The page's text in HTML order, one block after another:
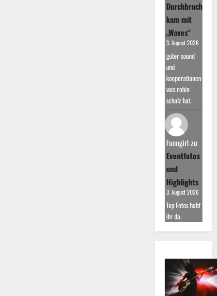
Durchbruch
kam mit
„Waves“
3. August 2026
guter sound
und
kooperationen
was robin
schulz hat.
Funngirl zu
Eventfotos
und
Highlights
3. August 2026
Top Fotos habt
ihr da.